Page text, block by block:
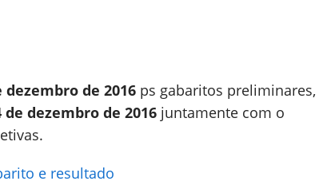
dezembro de 2016 ps gabaritos preliminares,
de dezembro de 2016 juntamente com o
e resultado